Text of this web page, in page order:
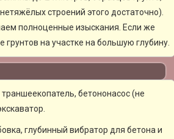
строений этого достаточно).
полноценные изыскания. Если же
на участке на большую глубину.
бетононасос (не
глубинный вибратор для бетона и